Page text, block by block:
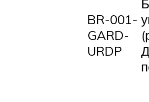
BR-001-
GARD-
URDP